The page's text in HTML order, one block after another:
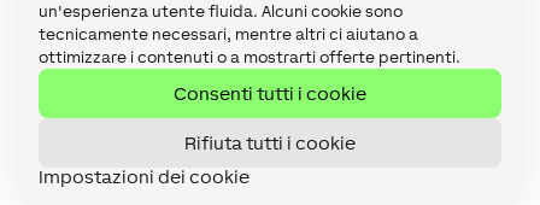
un'esperienza utente fluida. Alcuni cookie sono
tecnicamente necessari, mentre altri ci aiutano a
ottimizzare i contenuti o a mostrarti offerte pertinenti.
Consenti tutti i cookie
Rifiuta tutti i cookie
Impostazioni dei cookie
viene evidenziato e, con il pulsante sinistro del
mouse premuto, trascinato sul "trasmettitore IR"
del IR Control.
Ciò consente di inviare il comando del pulsante
In alternativa, è possibile creare manualmente un